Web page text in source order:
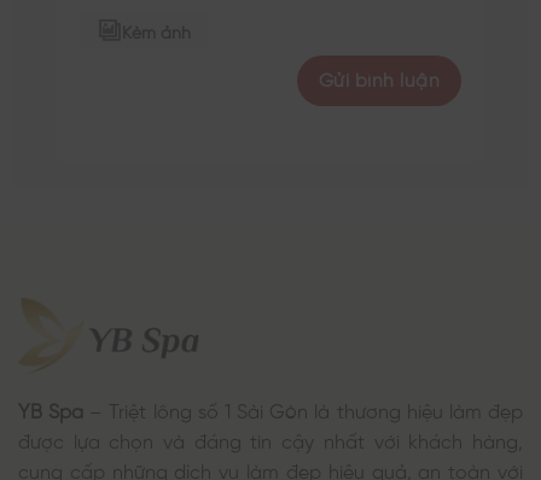
YB Spa – Triệt lông số 1 Sài Gòn là thương hiệu làm đẹp
được lựa chọn và đáng tin cậy nhất với khách hàng,
cung cấp những dịch vụ làm đẹp hiệu quả, an toàn với